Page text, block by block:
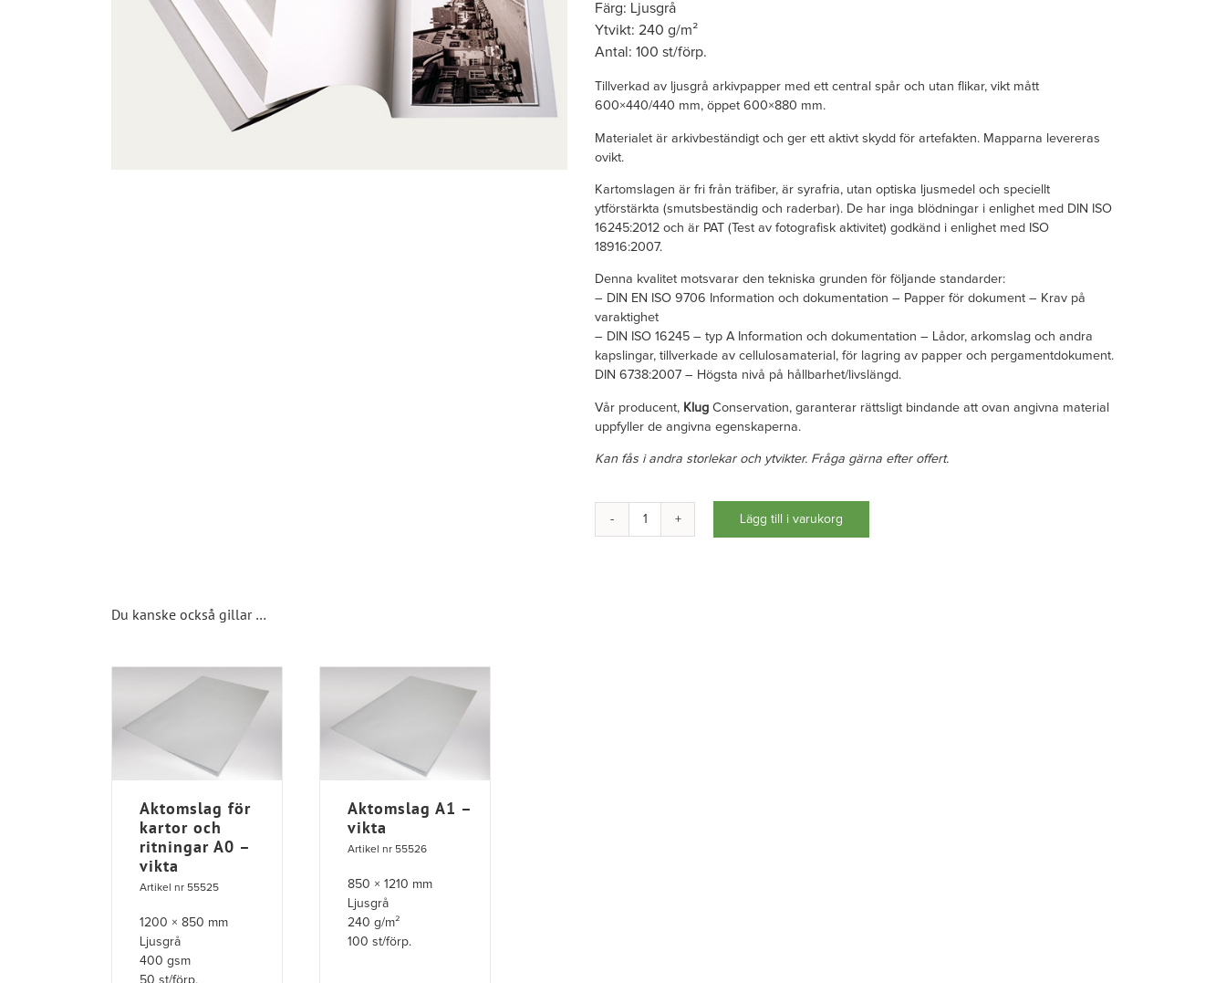
Färg: Ljusgrå
Ytvikt: 240 g/m²
Antal: 100 st/förp.
Tillverkad av ljusgrå arkivpapper med ett central spår och utan flikar, vikt mått
600×440/440 mm, öppet 600×880 mm.
Materialet är arkivbeständigt och ger ett aktivt skydd för artefakten. Mapparna levereras
ovikt.
Kartomslagen är fri från träfiber, är syrafria, utan optiska ljusmedel och speciellt
ytförstärkta (smutsbeständig och raderbar). De har inga blödningar i enlighet med DIN ISO
16245:2012 och är PAT (Test av fotografisk aktivitet) godkänd i enlighet med ISO
18916:2007.
Denna kvalitet motsvarar den tekniska grunden för följande standarder:
– DIN EN ISO 9706 Information och dokumentation – Papper för dokument – Krav på
varaktighet
– DIN ISO 16245 – typ A Information och dokumentation – Lådor, arkomslag och andra
kapslingar, tillverkade av cellulosamaterial, för lagring av papper och pergamentdokument.
DIN 6738:2007 – Högsta nivå på hållbarhet/livslängd.
Vår producent, Klug Conservation, garanterar rättsligt bindande att ovan angivna material
uppfyller de angivna egenskaperna.
Kan fås i andra storlekar och ytvikter. Fråga gärna efter offert.
Lägg till i varukorg
Du kanske också gillar …
Aktomslag för
kartor och
ritningar A0 –
vikta
Artikel nr 55525
1200 × 850 mm
Ljusgrå
400 gsm
50 st/förp.
Aktomslag A1 –
vikta
Artikel nr 55526
850 × 1210 mm
Ljusgrå
240 g/m²
100 st/förp.